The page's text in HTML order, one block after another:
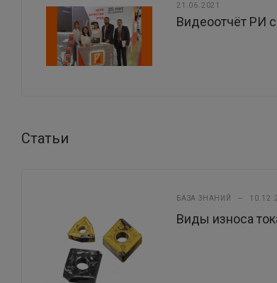
21.06.2021
Видеоотчёт РИ
Статьи
БАЗА ЗНАНИЙ —
Виды износа